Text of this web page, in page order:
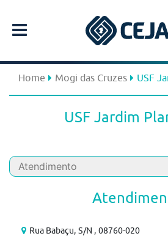
Home Mogi das Cruzes USF
USF Jardim
Rua Babaçu, S/N , 08760-020